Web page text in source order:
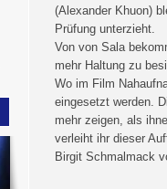
(Alexander Khuon)
Prüfung unterzieht.
Von von Sala
mehr Haltung zu
Wo im Film
eingesetzt werden.
mehr zeigen, als
verleiht ihr dieser
Birgit Schmalmack